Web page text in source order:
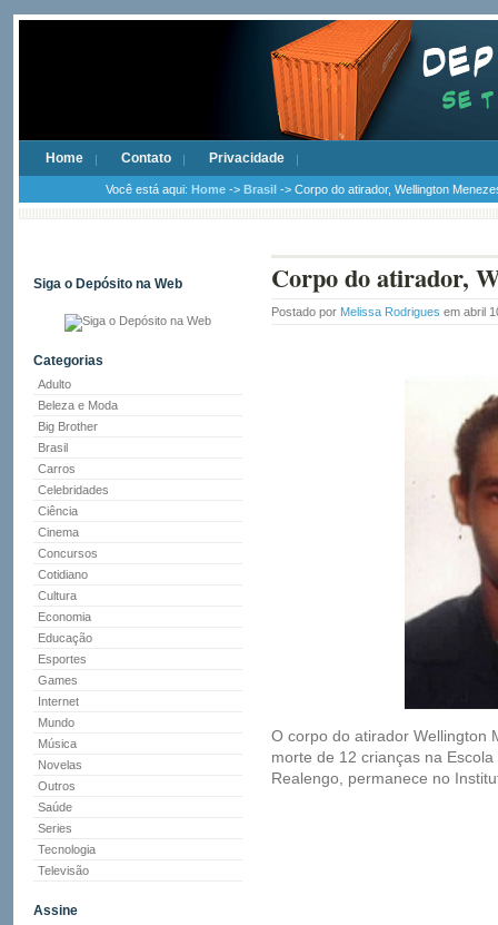
Home Contato Privacidade
Você está aqui: Home -> Brasil -> Corpo do atirador, Wellington
Siga o Depósito na Web
Categorias
Adulto
Beleza e Moda
Big Brother
Brasil
Carros
Celebridades
Ciência
Cinema
Concursos
Cotidiano
Cultura
Economia
Educação
Esportes
Games
Internet
Mundo
Música
Novelas
Outros
Saúde
Series
Tecnologia
Televisão
Assine
Corpo do atirador,
Postado por Melissa Rodrigues em abril
O corpo do atirador Wellington
morte de 12 crianças na
Realengo, permanece no